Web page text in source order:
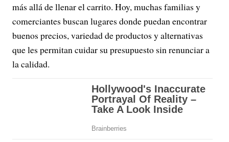
más allá de llenar el carrito. Hoy, muchas familias y
comerciantes buscan lugares donde puedan encontrar
buenos precios, variedad de productos y alternativas
que les permitan cuidar su presupuesto sin renunciar a
la calidad.